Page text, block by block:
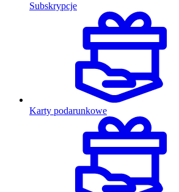
Subskrypcje
Karty podarunkowe